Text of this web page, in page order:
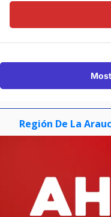
Región De La